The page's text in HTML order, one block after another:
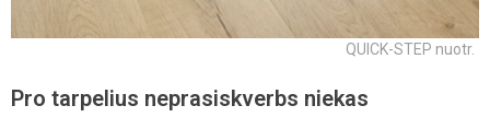
QUICK-STEP nuotr.
Pro tarpelius neprasiskverbs niekas